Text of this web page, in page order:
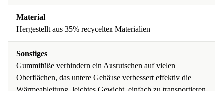
Material
Hergestellt aus 35% recycelten Materialien
Sonstiges
Gummifüße verhindern ein Ausrutschen auf vielen
Oberflächen, das untere Gehäuse verbessert effektiv die
Wärmeableitung, leichtes Gewicht, einfach zu transportieren